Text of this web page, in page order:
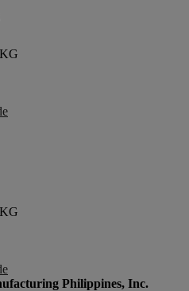
Philippines, Inc.